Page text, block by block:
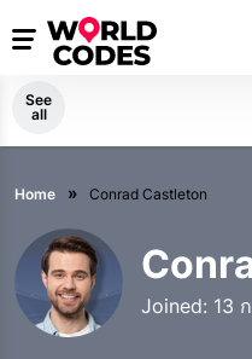
See
all
Home Conrad Castleton
Joined: 13